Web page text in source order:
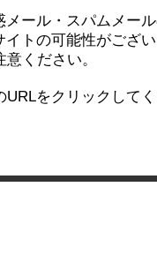
ール・スパムメー
トの可能性がござ
ください。
URLをクリックして